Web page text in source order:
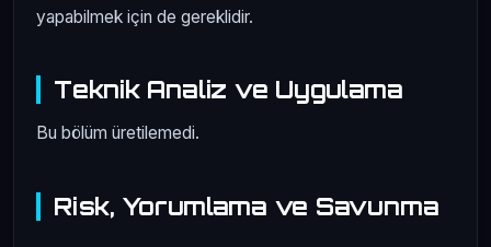
yapabilmek için de gereklidir.
Teknik Analiz ve Uygulama
Bu bölüm üretilemedi.
Risk, Yorumlama ve Savunma